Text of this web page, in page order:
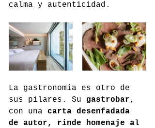
calma y autenticidad.
La gastronomía es otro de
sus pilares. Su gastrobar,
con una carta desenfadada
de autor, rinde homenaje al